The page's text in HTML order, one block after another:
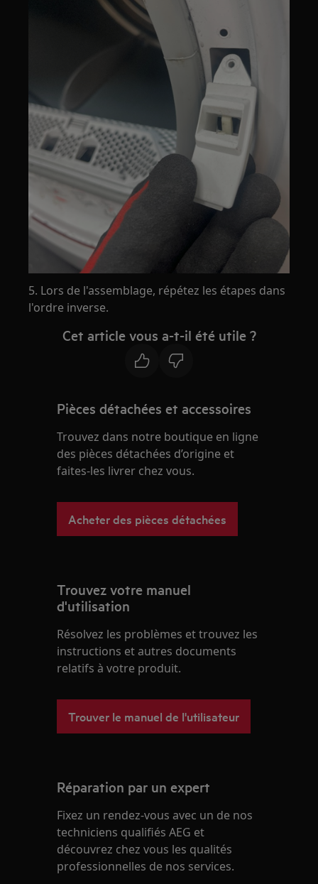
5. Lors de l'assemblage, répétez les étapes dans
l'ordre inverse.
Cet article vous a-t-il été utile ?
Pièces détachées et accessoires
Trouvez dans notre boutique en ligne
des pièces détachées d’origine et
faites-les livrer chez vous.
Acheter des pièces détachées
Trouvez votre manuel
d'utilisation
Résolvez les problèmes et trouvez les
instructions et autres documents
relatifs à votre produit.
Trouver le manuel de l'utilisateur
Réparation par un expert
Fixez un rendez-vous avec un de nos
techniciens qualifiés AEG et
découvrez chez vous les qualités
professionnelles de nos services.